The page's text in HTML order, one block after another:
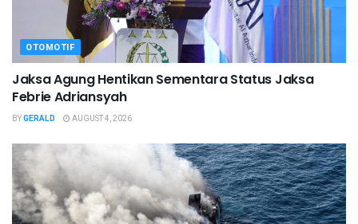
OTOMOTIF
Jaksa Agung Hentikan Sementara Status Jaksa
Febrie Adriansyah
BYGERALD AUGUST 4, 2026